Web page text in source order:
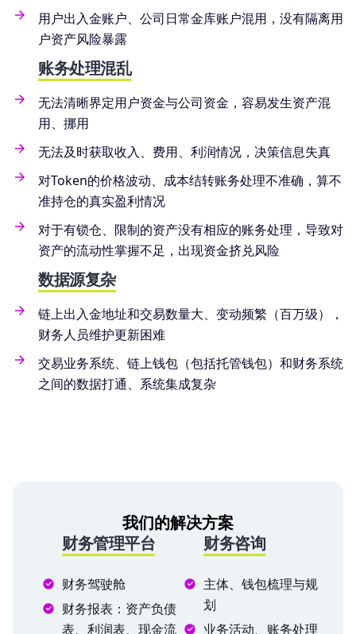
用户出入金账户、公司日常金库账户混用，没有隔离用
户资产风险暴露
账务处理混乱
无法清晰界定用户资金与公司资金，容易发生资产混
用、挪用
无法及时获取收入、费用、利润情况，决策信息失真
对Token的价格波动、成本结转账务处理不准确，算不
准持仓的真实盈利情况
对于有锁仓、限制的资产没有相应的账务处理，导致对
资产的流动性掌握不足，出现资金挤兑风险
数据源复杂
链上出入金地址和交易数量大、变动频繁（百万级），
财务人员维护更新困难
交易业务系统、链上钱包（包括托管钱包）和财务系统
之间的数据打通、系统集成复杂
我们的解决方案
财务管理平台
财务驾驶舱
财务报表：资产负债
表、利润表、现金流
财务咨询
主体、钱包梳理与规
划
业务活动、账务处理